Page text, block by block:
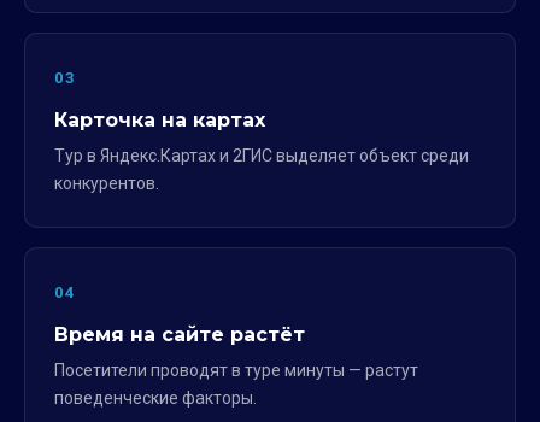
03
Карточка на картах
Тур в Яндекс.Картах и 2ГИС выделяет объект среди
конкурентов.
04
Время на сайте растёт
Посетители проводят в туре минуты — растут
поведенческие факторы.